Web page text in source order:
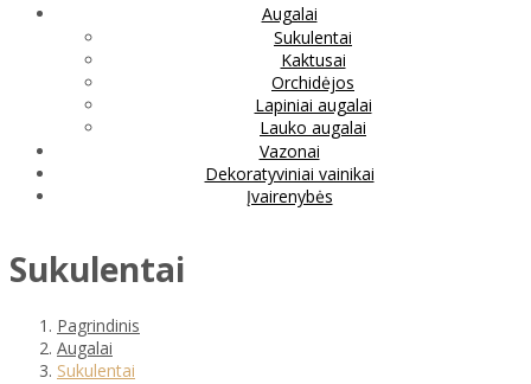
Augalai
Sukulentai
Kaktusai
Orchidėjos
Lapiniai augalai
Lauko augalai
Vazonai
Dekoratyviniai vainikai
Įvairenybės
Sukulentai
Pagrindinis
Augalai
Sukulentai